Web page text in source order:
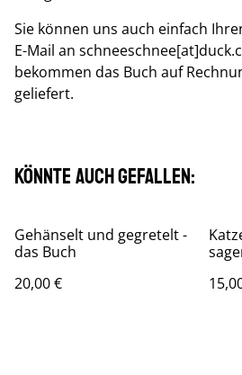
Sie können uns auch einfach
E-Mail an
bekommen das Buch auf
geliefert.
Könnte auch gefallen:
Gehänselt und gegretelt -
das Buch
20,00 €